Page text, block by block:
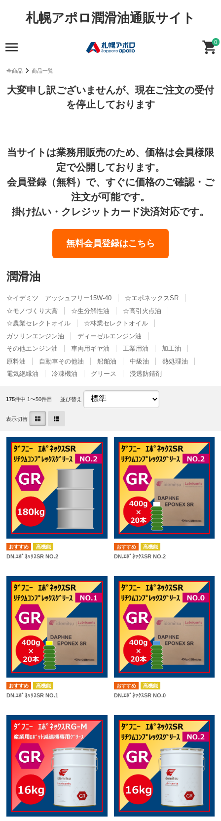
札幌アポロ潤滑油通販サイト
0
全商品 商品一覧
大変申し訳ございませんが、現在ご注文の受付
を停止しております
当サイトは業務用販売のため、価格は会員様限
定で公開しております。
会員登録（無料）で、すぐに価格のご確認・ご
注文が可能です。
掛け払い・クレジットカード決済対応です。
無料会員登録はこちら
潤滑油
☆イデミツ アッシュフリー15W-40
☆エポネックスSR
☆モノづくり大賞
☆生分解性油
☆高引火点油
☆農業セレクトオイル
☆林業セレクトオイル
ガソリンエンジン油
ディーゼルエンジン油
その他エンジン油
車両用ギヤ油 工業用油
加工油
原料油
自動車その他油 船舶油 中級油
熱処理油
電気絶縁油
冷凍機油 グリース 浸透防錆剤
175件中 1〜50件目 並び替え
表示切替
高機能
DN.ｴﾎﾟﾈｯｸｽSR NO.2
高機能
DN.ｴﾎﾟﾈｯｸｽSR NO.2
高機能
DN.ｴﾎﾟﾈｯｸｽSR NO.1
高機能
DN.ｴﾎﾟﾈｯｸｽSR NO.0